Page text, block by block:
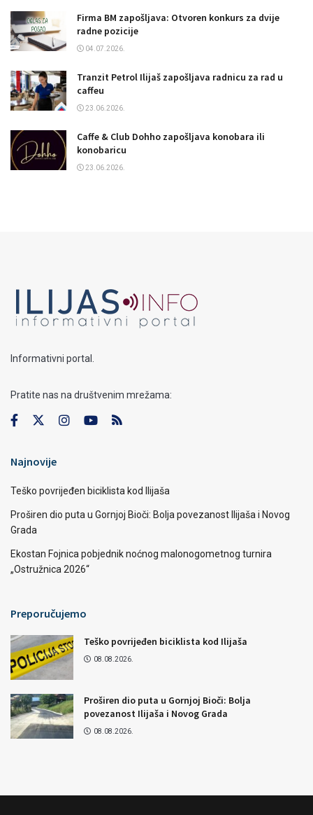
Firma BM zapošljava: Otvoren konkurs za dvije
radne pozicije
04.07.2026.
Tranzit Petrol Ilijaš zapošljava radnicu za rad u
caffeu
23.06.2026.
Caffe & Club Dohho zapošljava konobara ili
konobaricu
23.06.2026.
Informativni portal.
Pratite nas na društvenim mrežama:
Najnovije
Teško povrijeđen biciklista kod Ilijaša
Proširen dio puta u Gornjoj Bioči: Bolja povezanost Ilijaša i Novog
Grada
Ekostan Fojnica pobjednik noćnog malonogometnog turnira
„Ostružnica 2026“
Preporučujemo
Teško povrijeđen biciklista kod Ilijaša
08.08.2026.
Proširen dio puta u Gornjoj Bioči: Bolja
povezanost Ilijaša i Novog Grada
08.08.2026.